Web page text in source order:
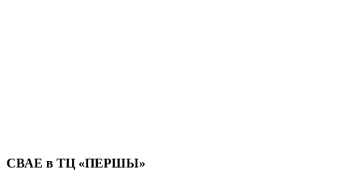
СВАЕ в ТЦ «ПЕРШЫ»